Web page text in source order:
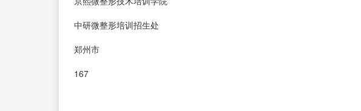
中研微整形培训招生处
郑州市
167